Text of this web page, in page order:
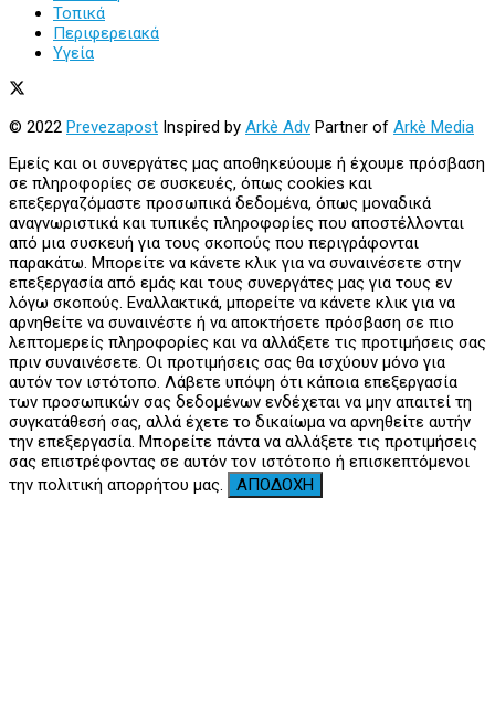
Τοπικά
Περιφερειακά
Υγεία
© 2022 Prevezapost Inspired by Arkè Adv Partner of Arkè Media
Εμείς και οι συνεργάτες μας αποθηκεύουμε ή έχουμε πρόσβαση
σε πληροφορίες σε συσκευές, όπως cookies και
επεξεργαζόμαστε προσωπικά δεδομένα, όπως μοναδικά
αναγνωριστικά και τυπικές πληροφορίες που αποστέλλονται
από μια συσκευή για τους σκοπούς που περιγράφονται
παρακάτω. Μπορείτε να κάνετε κλικ για να συναινέσετε στην
επεξεργασία από εμάς και τους συνεργάτες μας για τους εν
λόγω σκοπούς. Εναλλακτικά, μπορείτε να κάνετε κλικ για να
αρνηθείτε να συναινέστε ή να αποκτήσετε πρόσβαση σε πιο
λεπτομερείς πληροφορίες και να αλλάξετε τις προτιμήσεις σας
πριν συναινέσετε. Οι προτιμήσεις σας θα ισχύουν μόνο για
αυτόν τον ιστότοπο. Λάβετε υπόψη ότι κάποια επεξεργασία
των προσωπικών σας δεδομένων ενδέχεται να μην απαιτεί τη
συγκατάθεσή σας, αλλά έχετε το δικαίωμα να αρνηθείτε αυτήν
την επεξεργασία. Μπορείτε πάντα να αλλάξετε τις προτιμήσεις
σας επιστρέφοντας σε αυτόν τον ιστότοπο ή επισκεπτόμενοι
την πολιτική απορρήτου μας.
ΑΠΟΔΟΧΗ